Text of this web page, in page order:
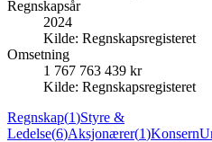
Regnskapsår
2024
Kilde: Regnskapsregisteret
Omsetning
1 767 763 439 kr
Kilde: Regnskapsregisteret
Regnskap(1)Styre &
Ledelse(6)Aksjonærer(1)Konsern